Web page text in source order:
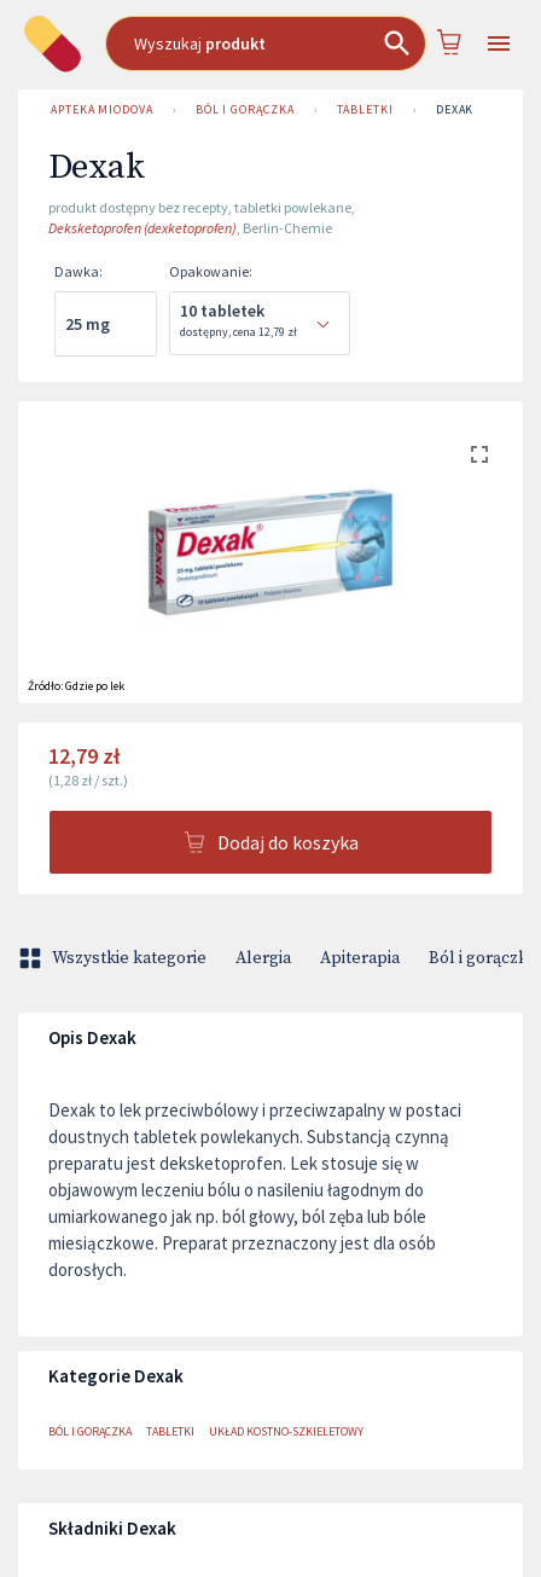
Wyszukaj produkt
APTEKA MIODOVA › BÓL I GORĄCZKA › TABLETKI › DEXAK
Dexak
produkt dostępny bez recepty, tabletki powlekane,
Deksketoprofen (dexketoprofen), Berlin-Chemie
Dawka:
25 mg
Opakowanie:
10 tabletek
dostępny,cena 12,79 zł
Źródło:Gdzie po lek
12,79 zł
(1,28 zł / szt.)
Dodaj do koszyka
Wszystkie kategorie Alergia Apiterapia Ból i gorączka
Opis Dexak
Dexak to lek przeciwbólowy i przeciwzapalny w postaci
doustnych tabletek powlekanych. Substancją czynną
preparatu jest deksketoprofen. Lek stosuje się w
objawowym leczeniu bólu o nasileniu łagodnym do
umiarkowanego jak np. ból głowy, ból zęba lub bóle
miesiączkowe. Preparat przeznaczony jest dla osób
dorosłych.
Kategorie Dexak
BÓL I GORĄCZKA TABLETKI UKŁAD KOSTNO-SZKIELETOWY
Składniki Dexak